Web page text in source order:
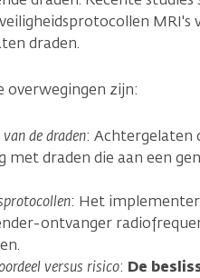
draden.
overwegingen zijn:
de draden: Achtergelaten
met draden die aan een
: Het
ontvanger
versus risico: De